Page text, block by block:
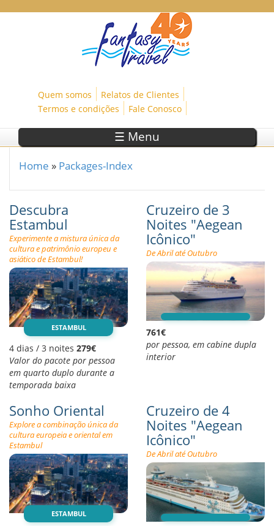
Quem somos
Relatos de Clientes
Termos e condições
Fale Conosco
☰ Menu
You are here
Home » Packages-Index
Descubra
Estambul
Experimente a mistura única da
cultura e patrimônio europeu e
asiático de Estambul!
ESTAMBUL
4 dias / 3 noites 279€
Valor do pacote por pessoa
em quarto duplo durante a
temporada baixa
Cruzeiro de 3
Noites "Aegean
Icônico"
De Abril até Outubro
761€
por pessoa, em cabine dupla
interior
Sonho Oriental
Explore a combinação única da
cultura europeia e oriental em
Estambul
ESTAMBUL
Cruzeiro de 4
Noites "Aegean
Icônico"
De Abril até Outubro